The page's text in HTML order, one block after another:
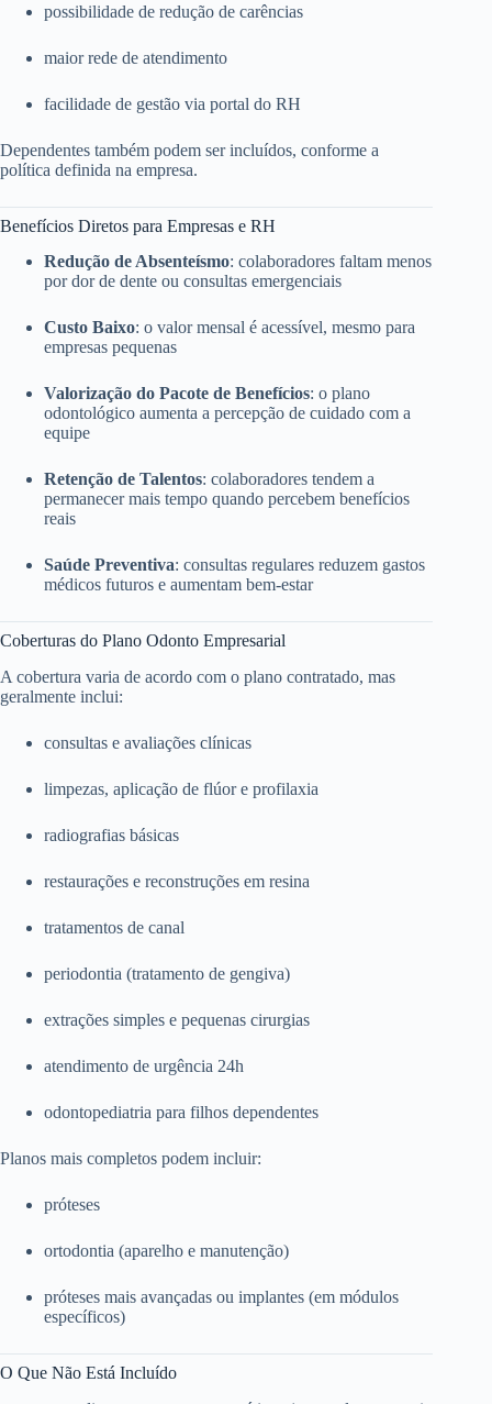
possibilidade de redução de carências
maior rede de atendimento
facilidade de gestão via portal do RH
Dependentes também podem ser incluídos, conforme a
política definida na empresa.
Benefícios Diretos para Empresas e RH
Redução de Absenteísmo: colaboradores faltam menos
por dor de dente ou consultas emergenciais
Custo Baixo: o valor mensal é acessível, mesmo para
empresas pequenas
Valorização do Pacote de Benefícios: o plano
odontológico aumenta a percepção de cuidado com a
equipe
Retenção de Talentos: colaboradores tendem a
permanecer mais tempo quando percebem benefícios
reais
Saúde Preventiva: consultas regulares reduzem gastos
médicos futuros e aumentam bem-estar
Coberturas do Plano Odonto Empresarial
A cobertura varia de acordo com o plano contratado, mas
geralmente inclui:
consultas e avaliações clínicas
limpezas, aplicação de flúor e profilaxia
radiografias básicas
restaurações e reconstruções em resina
tratamentos de canal
periodontia (tratamento de gengiva)
extrações simples e pequenas cirurgias
atendimento de urgência 24h
odontopediatria para filhos dependentes
Planos mais completos podem incluir:
próteses
ortodontia (aparelho e manutenção)
próteses mais avançadas ou implantes (em módulos
específicos)
O Que Não Está Incluído